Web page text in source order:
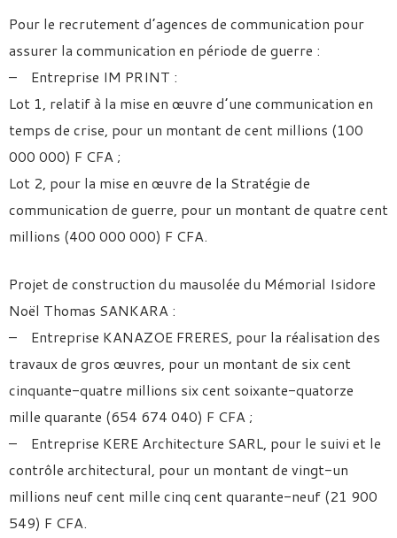
Pour le recrutement d’agences de communication pour
assurer la communication en période de guerre :
– Entreprise IM PRINT :
Lot 1, relatif à la mise en œuvre d’une communication en
temps de crise, pour un montant de cent millions (100
000 000) F CFA ;
Lot 2, pour la mise en œuvre de la Stratégie de
communication de guerre, pour un montant de quatre cent
millions (400 000 000) F CFA.
Projet de construction du mausolée du Mémorial Isidore
Noël Thomas SANKARA :
– Entreprise KANAZOE FRERES, pour la réalisation des
travaux de gros œuvres, pour un montant de six cent
cinquante-quatre millions six cent soixante-quatorze
mille quarante (654 674 040) F CFA ;
– Entreprise KERE Architecture SARL, pour le suivi et le
contrôle architectural, pour un montant de vingt-un
millions neuf cent mille cinq cent quarante-neuf (21 900
549) F CFA.